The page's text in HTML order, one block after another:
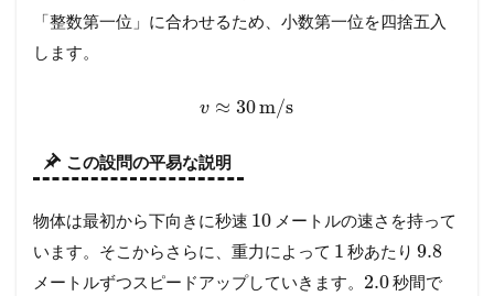
「整数第一位」に合わせるため、小数第一位を四捨五入
します。
v ≈ 30m/s
この設問の平易な説明
物体は最初から下向きに秒速 10メートルの速さを持って
います。そこからさらに、重力によって 1 秒あたり9.8
メートルずつスピードアップしていきます。 2.0秒間で